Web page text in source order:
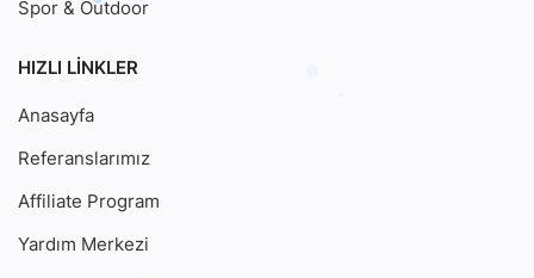
Spor & Outdoor
HIZLI LINKLER
Anasayfa
Referanslarımız
Affiliate Program
Yardım Merkezi